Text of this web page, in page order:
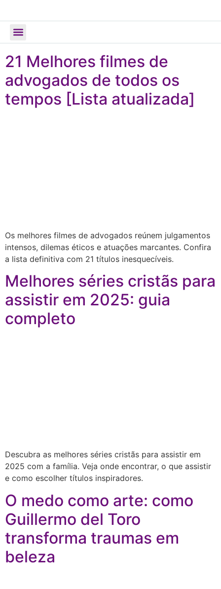
21 Melhores filmes de
advogados de todos os
tempos [Lista atualizada]
Os melhores filmes de advogados reúnem julgamentos
intensos, dilemas éticos e atuações marcantes. Confira
a lista definitiva com 21 títulos inesquecíveis.
Melhores séries cristãs para
assistir em 2025: guia
completo
Descubra as melhores séries cristãs para assistir em
2025 com a família. Veja onde encontrar, o que assistir
e como escolher títulos inspiradores.
O medo como arte: como
Guillermo del Toro
transforma traumas em
beleza